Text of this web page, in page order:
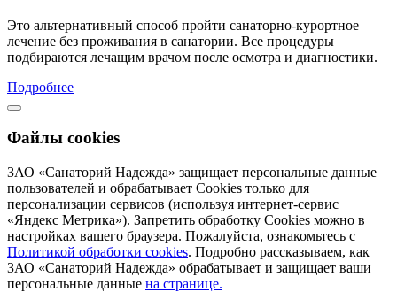
Это альтернативный способ пройти санаторно-курортное
лечение без проживания в санатории. Все процедуры
подбираются лечащим врачом после осмотра и диагностики.
Подробнее
Файлы cookies
ЗАО «Санаторий Надежда» защищает персональные данные
пользователей и обрабатывает Cookies только для
персонализации сервисов (используя интернет-сервис
«Яндекс Метрика»). Запретить обработку Cookies можно в
настройках вашего браузера. Пожалуйста, ознакомьтесь с
Политикой обработки cookies. Подробно рассказываем, как
ЗАО «Санаторий Надежда» обрабатывает и защищает ваши
персональные данные на странице.